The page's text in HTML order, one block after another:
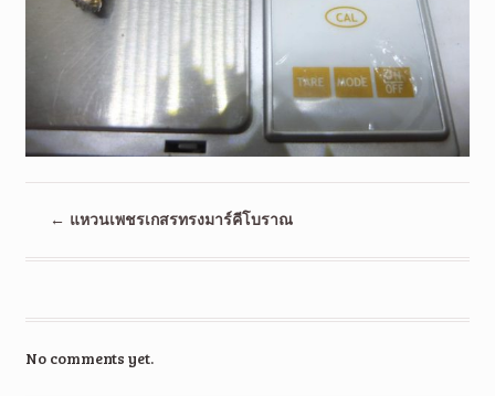
← แหวนเพชรเกสรทรงมาร์คีโบราณ
No comments yet.